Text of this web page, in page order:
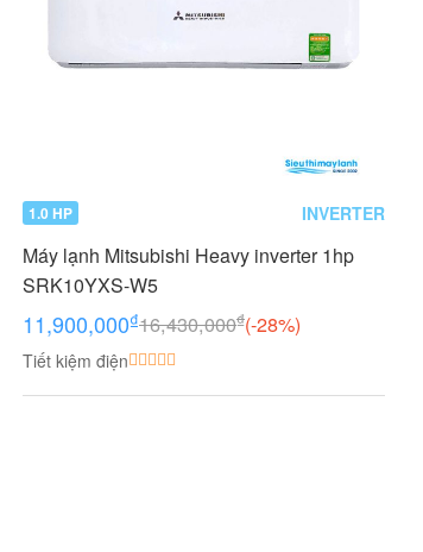
1.0 HP INVERTER
Máy lạnh Mitsubishi Heavy inverter 1hp
SRK10YXS-W5
11,900,000₫16,430,000₫(-28%)
Tiết kiệm điện